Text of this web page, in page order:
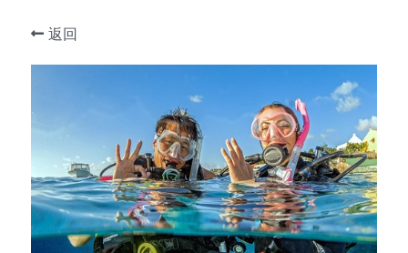
潜水海洋公益环保
青少年潜水训练营
窥海潜水训练基地
潜水知识库
PADI周边产品
返回